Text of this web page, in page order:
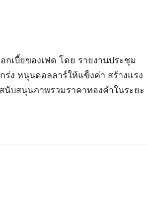
เบี้ยของเฟด โดย รายงานประชุม
ง หนุนดอลลาร์ให้แข็งค่า สร้างแรง
บสนุนภาพรวมราคาทองคำในระยะ